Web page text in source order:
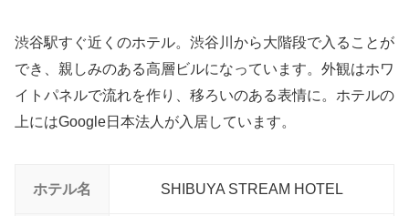
渋谷駅すぐ近くのホテル。渋谷川から大階段で入ることが
でき、親しみのある高層ビルになっています。外観はホワ
イトパネルで流れを作り、移ろいのある表情に。ホテルの
上にはGoogle日本法人が入居しています。
ホテル名 SHIBUYA STREAM HOTEL